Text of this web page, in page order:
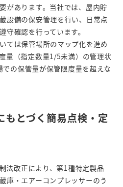
があります。当社では、屋内貯
設備の保安管理を行い、日常点
守確認を行っています。
ては保管場所のマップ化を進め
量（指定数量1/5未満）の管理状
の保管量が保管限度量を超えな
もとづく簡易点検・定
法改正により、第1種特定製品
庫・エアーコンプレッサーのう